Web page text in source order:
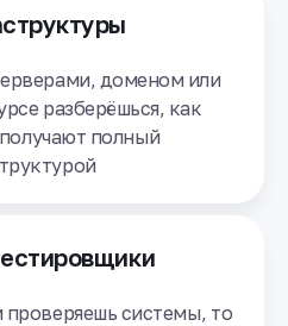
доменом или
разберёшься, как
полный
проверяешь системы, то